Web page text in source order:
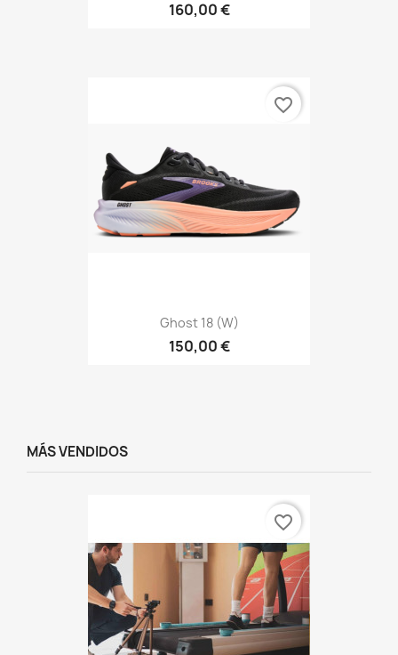
160,00 €
Ghost 18 (W)
150,00 €
favorite_border
MÁS VENDIDOS
favorite_border